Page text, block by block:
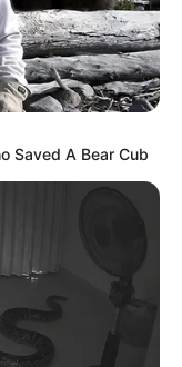
fuerte indirecta a
confesó que
se la siguen
ÁLVAREZ
Álvarez se gozó el
Saved A Bear Cub